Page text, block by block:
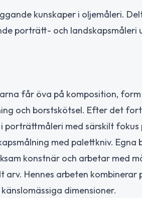
kunskaper i oljemåleri.
porträtt- och landskapsmåleri
får öva på komposition,
och borstskötsel. Efter det
med särskilt
med palettkniv.
konstnär och arbetar med
Hennes arbeten kombinerar
dimensioner.